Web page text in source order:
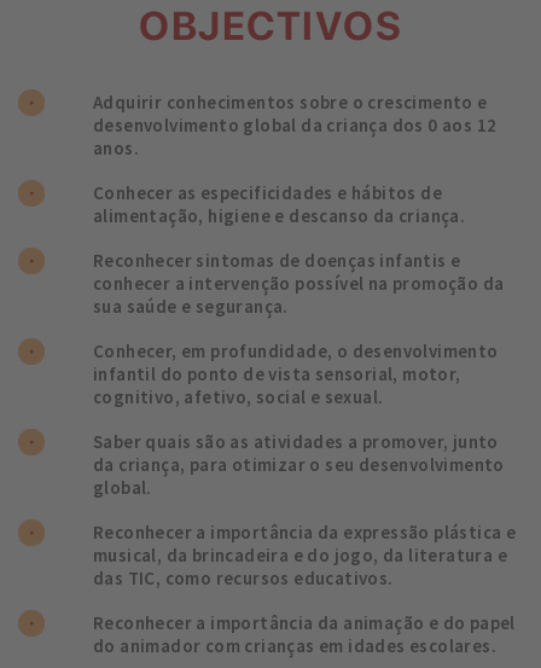
OBJECTIVOS
Adquirir conhecimentos sobre o crescimento e
desenvolvimento global da criança dos 0 aos 12
anos.
Conhecer as especificidades e hábitos de
alimentação, higiene e descanso da criança.
Reconhecer sintomas de doenças infantis e
conhecer a intervenção possível na promoção da
sua saúde e segurança.
Conhecer, em profundidade, o desenvolvimento
infantil do ponto de vista sensorial, motor,
cognitivo, afetivo, social e sexual.
Saber quais são as atividades a promover, junto
da criança, para otimizar o seu desenvolvimento
global.
Reconhecer a importância da expressão plástica e
musical, da brincadeira e do jogo, da literatura e
das TIC, como recursos educativos.
Reconhecer a importância da animação e do papel
do animador com crianças em idades escolares.